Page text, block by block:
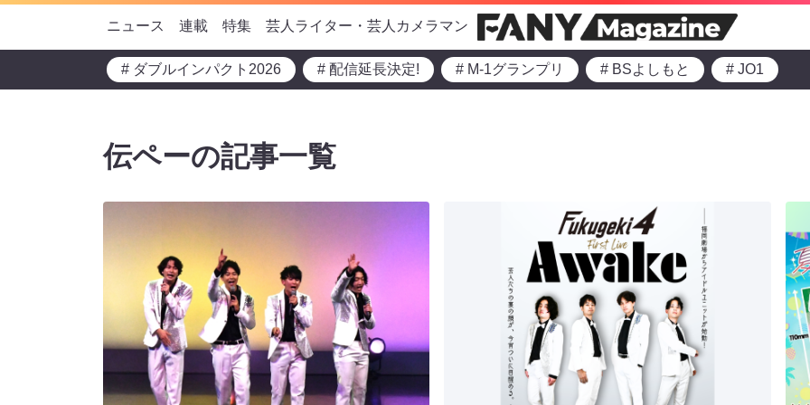
ニュース 連載 特集 芸人ライター・芸人カメラマン
# ダブルインパクト2026 # 配信延長決定! # M-1グランプリ # BSよしもと # JO1
伝ペーの記事一覧